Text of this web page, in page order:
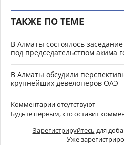
ТАКЖЕ ПО ТЕМЕ
В Алматы состоялось
под председательством акима
В Алматы обсудили
крупнейших девелоперов ОАЭ
Комментарии отсутствуют
Будьте первым, кто оставит
Зарегистрируйтесь для
Уже